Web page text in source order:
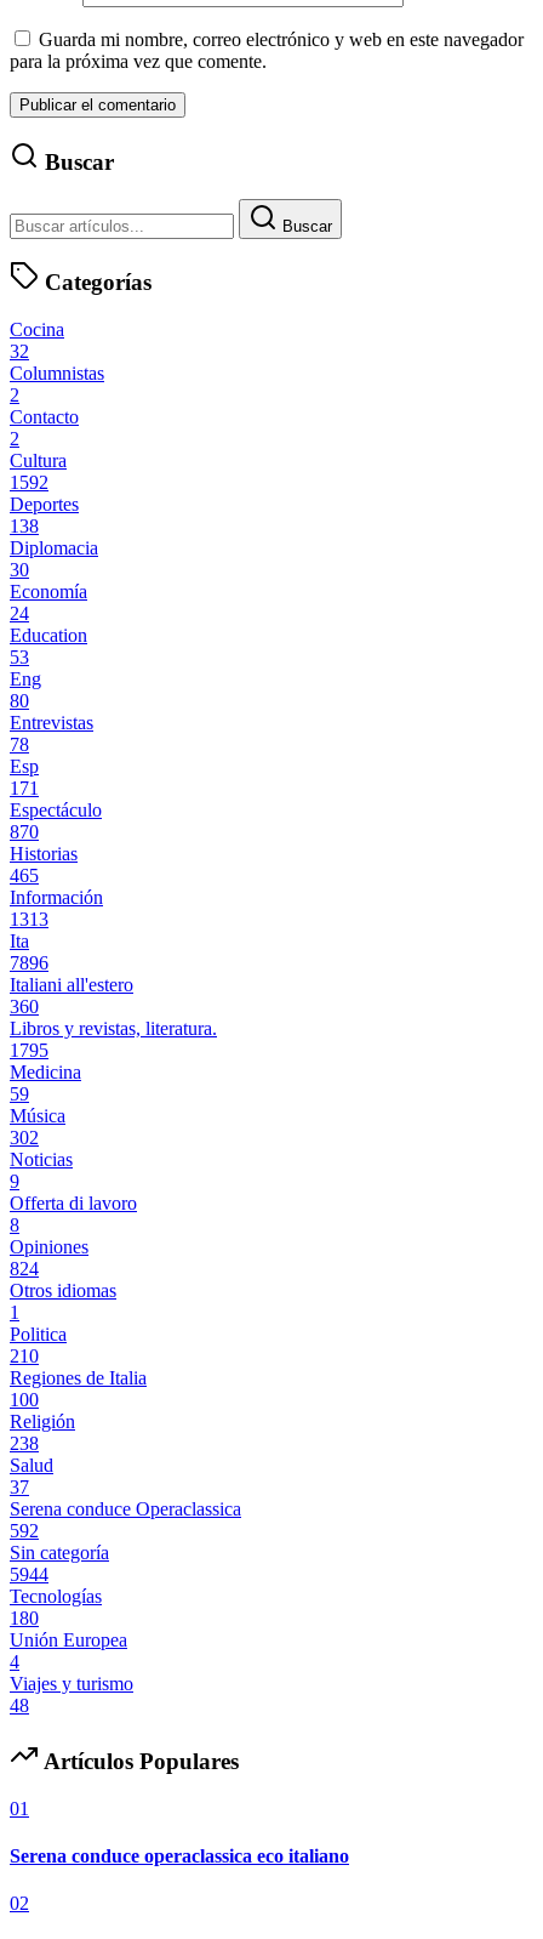
Guarda mi nombre, correo electrónico y web en este navegador
para la próxima vez que comente.
Buscar
Buscar
Categorías
Cocina
32
Columnistas
2
Contacto
2
Cultura
1592
Deportes
138
Diplomacia
30
Economía
24
Education
53
Eng
80
Entrevistas
78
Esp
171
Espectáculo
870
Historias
465
Información
1313
Ita
7896
Italiani all'estero
360
Libros y revistas, literatura.
1795
Medicina
59
Música
302
Noticias
9
Offerta di lavoro
8
Opiniones
824
Otros idiomas
1
Politica
210
Regiones de Italia
100
Religión
238
Salud
37
Serena conduce Operaclassica
592
Sin categoría
5944
Tecnologías
180
Unión Europea
4
Viajes y turismo
48
Artículos Populares
01
Serena conduce operaclassica eco italiano
02